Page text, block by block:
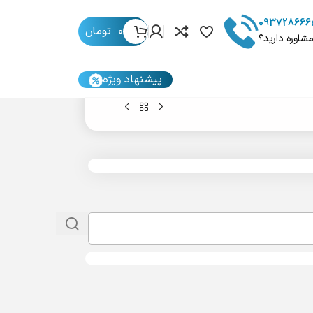
دارید؟
0 تومان
پیشنهاد ویژه